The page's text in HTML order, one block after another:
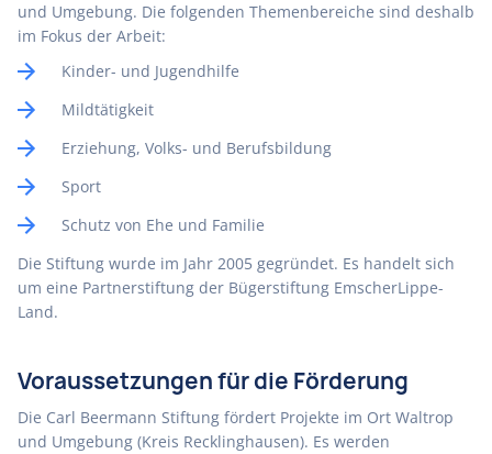
und Umgebung. Die folgenden Themenbereiche sind deshalb
im Fokus der Arbeit:
Kinder- und Jugendhilfe
Mildtätigkeit
Erziehung, Volks- und Berufsbildung
Sport
Schutz von Ehe und Familie
Die Stiftung wurde im Jahr 2005 gegründet. Es handelt sich
um eine Partnerstiftung der Bügerstiftung EmscherLippe-
Land.
Voraussetzungen für die Förderung
Die Carl Beermann Stiftung fördert Projekte im Ort Waltrop
und Umgebung (Kreis Recklinghausen). Es werden